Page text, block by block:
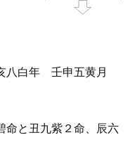
八白年 壬申五黄月
命と丑九紫２命、辰六